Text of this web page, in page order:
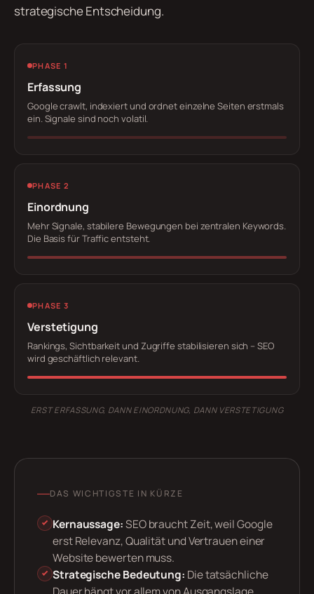
strategische Entscheidung.
PHASE 1
Erfassung
Google crawlt, indexiert und ordnet einzelne Seiten erstmals
ein. Signale sind noch volatil.
PHASE 2
Einordnung
Mehr Signale, stabilere Bewegungen bei zentralen Keywords.
Die Basis für Traffic entsteht.
PHASE 3
Verstetigung
Rankings, Sichtbarkeit und Zugriffe stabilisieren sich – SEO
wird geschäftlich relevant.
ERST ERFASSUNG, DANN EINORDNUNG, DANN VERSTETIGUNG
DAS WICHTIGSTE IN KÜRZE
Kernaussage:SEO braucht Zeit, weil Google
erst Relevanz, Qualität und Vertrauen einer
Website bewerten muss.
Strategische Bedeutung: Die tatsächliche